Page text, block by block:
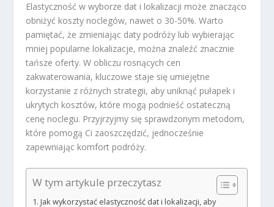
Elastyczność w wyborze dat i lokalizacji może znacząco
obniżyć koszty noclegów, nawet o 30-50%. Warto
pamiętać, że zmieniając daty podróży lub wybierając
mniej popularne lokalizacje, można znaleźć znacznie
tańsze oferty. W obliczu rosnących cen
zakwaterowania, kluczowe staje się umiejętne
korzystanie z różnych strategii, aby uniknąć pułapek i
ukrytych kosztów, które mogą podnieść ostateczną
cenę noclegu. Przyjrzyjmy się sprawdzonym metodom,
które pomogą Ci zaoszczędzić, jednocześnie
zapewniając komfort podróży.
W tym artykule przeczytasz
Jak wykorzystać elastyczność dat i lokalizacji, aby